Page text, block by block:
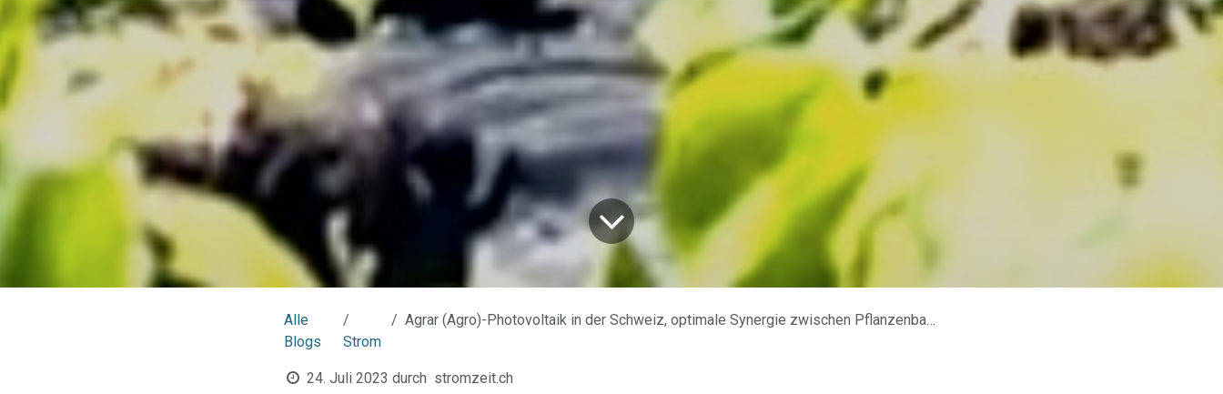
Alle
Blogs
Strom
Agrar (Agro)-Photovoltaik in der Schweiz, optimale Synergie zwischen Pflanzenbau und Energiegewinnung.
24. Juli 2023 durch stromzeit.ch